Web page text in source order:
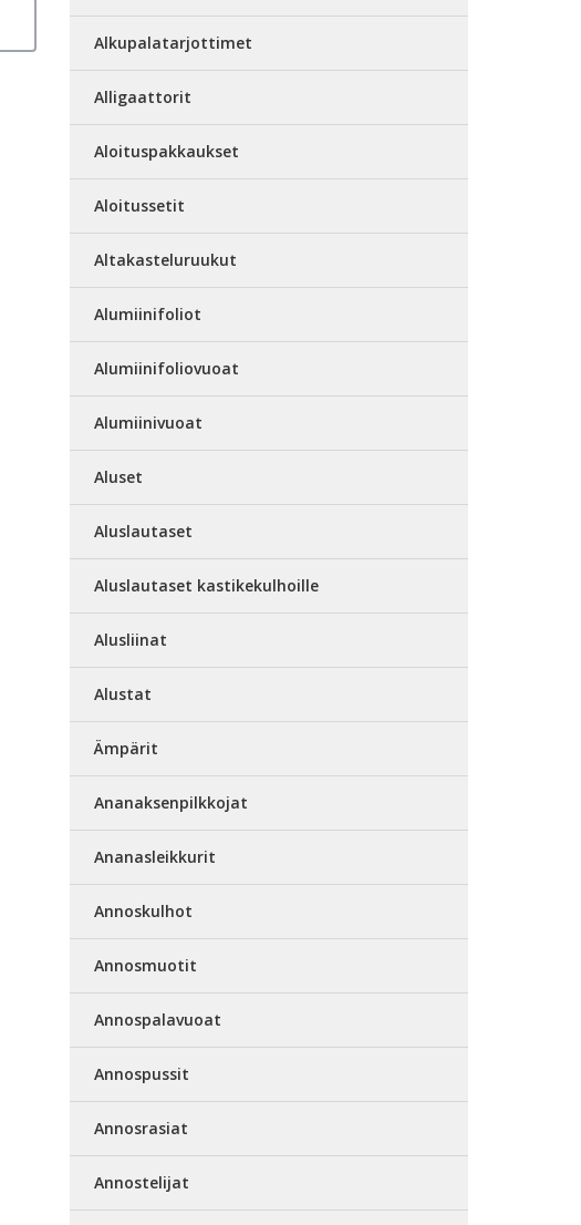
Alkupalatarjottimet
Alligaattorit
Aloituspakkaukset
Aloitussetit
Altakasteluruukut
Alumiinifoliot
Alumiinifoliovuoat
Alumiinivuoat
Aluset
Aluslautaset
Aluslautaset kastikekulhoille
Alusliinat
Alustat
Ämpärit
Ananaksenpilkkojat
Ananasleikkurit
Annoskulhot
Annosmuotit
Annospalavuoat
Annospussit
Annosrasiat
Annostelijat